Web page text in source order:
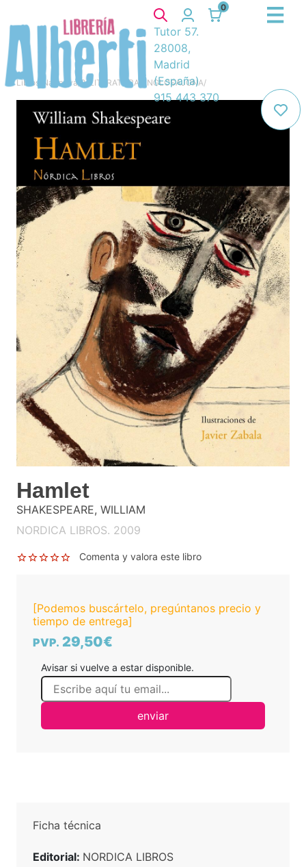
0
Tutor 57.
28008,
Madrid
(España)
915 443 370
Libros Narrativa/ 8. LITERATURA ANGLOSAJONA/
Hamlet
SHAKESPEARE, WILLIAM
NORDICA LIBROS. 2009
Comenta y valora este libro
[Podemos buscártelo, pregúntanos precio y
tiempo de entrega]
PVP. 29,50€
Avisar si vuelve a estar disponible.
enviar
Ficha técnica
Editorial: NORDICA LIBROS